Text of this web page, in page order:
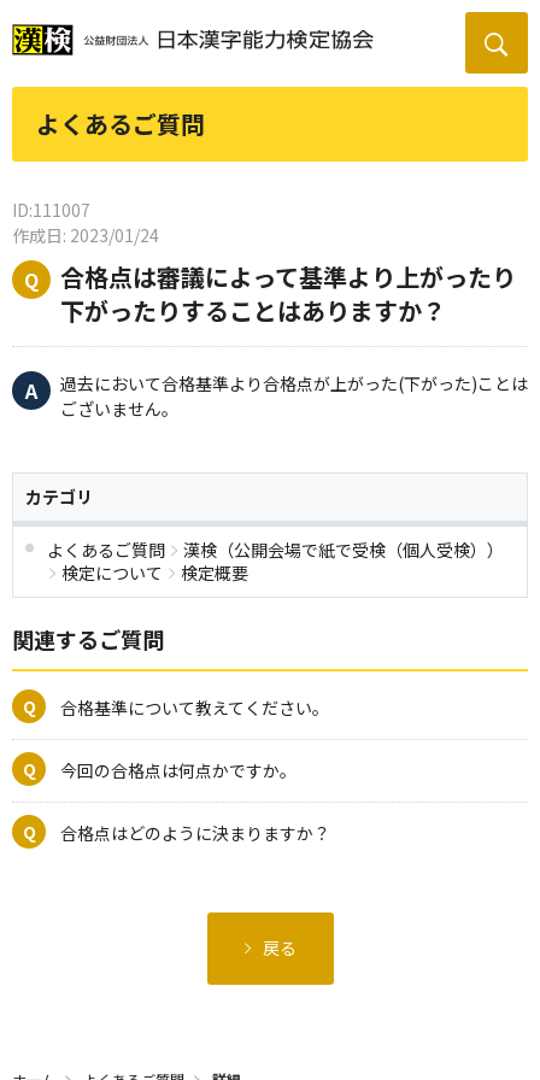
よくあるご質問
ID:111007
作成日: 2023/01/24
合格点は審議によって基準より上がったり
下がったりすることはありますか？
過去において合格基準より合格点が上がった(下がった)ことは
ございません。
カテゴリ
よくあるご質問
漢検（公開会場で紙で受検（個人受検））
検定について
検定概要
関連するご質問
合格基準について教えてください。
今回の合格点は何点かですか。
合格点はどのように決まりますか？
戻る